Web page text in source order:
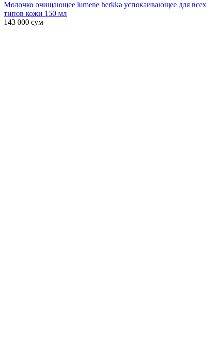
Молочко очищающее lumene herkka успокаивающее для всех
типов кожи 150 мл
143 000 сум